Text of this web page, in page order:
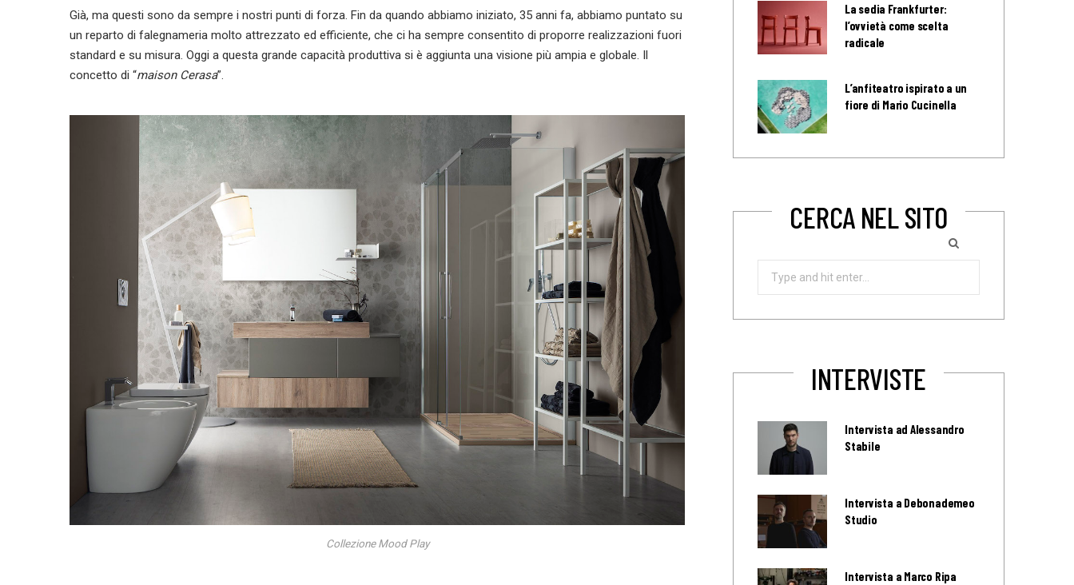
Già, ma questi sono da sempre i nostri punti di forza. Fin da quando abbiamo iniziato, 35 anni fa, abbiamo puntato su
un reparto di falegnameria molto attrezzato ed efficiente, che ci ha sempre consentito di proporre realizzazioni fuori
standard e su misura. Oggi a questa grande capacità produttiva si è aggiunta una visione più ampia e globale. Il
concetto di “maison Cerasa”.
Collezione Mood Play
La sedia Frankfurter:
l’ovvietà come scelta
radicale
L’anfiteatro ispirato a un
fiore di Mario Cucinella
CERCA NEL SITO
Search
INTERVISTE
Intervista ad Alessandro
Stabile
Intervista a Debonademeo
Studio
Intervista a Marco Ripa